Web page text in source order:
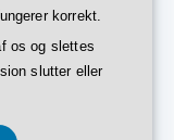
korrekt.
os og slettes
slutter eller